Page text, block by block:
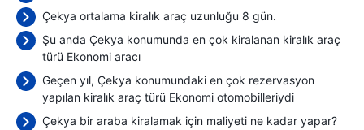
Çekya ortalama kiralık araç uzunluğu 8 gün.
Şu anda Çekya konumunda en çok kiralanan kiralık araç
türü Ekonomi aracı
Geçen yıl, Çekya konumundaki en çok rezervasyon
yapılan kiralık araç türü Ekonomi otomobilleriydi
Çekya bir araba kiralamak için maliyeti ne kadar yapar?